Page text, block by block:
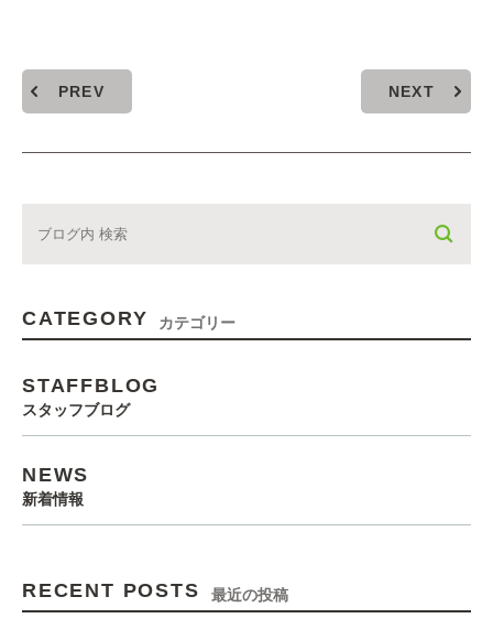
PREV NEXT
CATEGORY カテゴリー
STAFFBLOG
スタッフブログ
NEWS
新着情報
RECENT POSTS 最近の投稿